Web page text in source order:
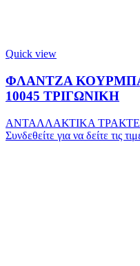
Quick view
ΦΛΑΝΤΖΑ
10045 ΤΡΙΓΩΝΙΚΗ
ΑΝΤΑΛΛΑΚΤΙΚΑ
Συνδεθείτε για να δείτε τις